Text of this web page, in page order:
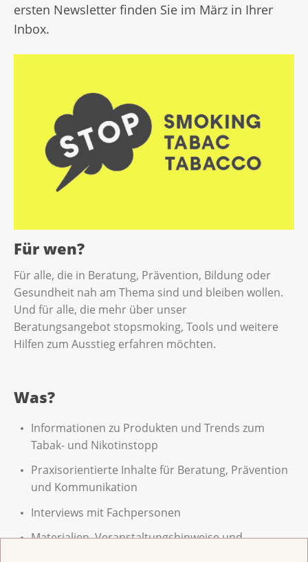
ersten Newsletter finden Sie im März in Ihrer
Inbox.
Für wen?
Für alle, die in Beratung, Prävention, Bildung oder
Gesundheit nah am Thema sind und bleiben wollen.
Und für alle, die mehr über unser
Beratungsangebot stopsmoking, Tools und weitere
Hilfen zum Ausstieg erfahren möchten.
Was?
Informationen zu Produkten und Trends zum
Tabak- und Nikotinstopp
Praxisorientierte Inhalte für Beratung, Prävention
und Kommunikation
Interviews mit Fachpersonen
Materialien, Veranstaltungshinweise und